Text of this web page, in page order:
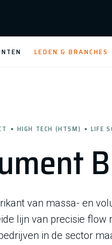
LEDEN & BRANCHES
HIGH TECH (HTSM) LIFE
van massa- en
lijn van precisie
in de sector